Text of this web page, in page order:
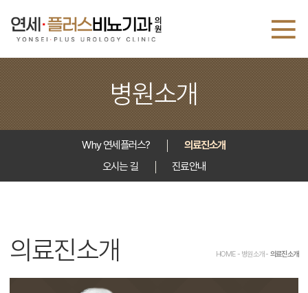
병원소개
Why 연세플러스?
의료진소개
오시는 길
진료안내
의료진소개 HOME - 병원소개 - 의료진소개